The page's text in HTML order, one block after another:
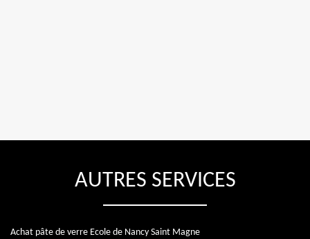
AUTRES SERVICES
Achat pâte de verre Ecole de Nancy Saint Magne